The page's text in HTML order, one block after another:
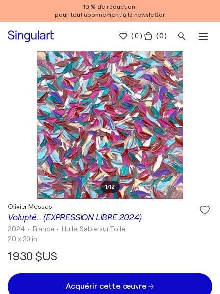
10 % de réduction
pour tout abonnement à la newsletter
(0 ) ( 0 )
1/12
Volupté… (EXPRESSION LIBRE 2024)
Olivier Messas
2024 • France • Huile, Sable sur Toile
20 x 20 in
1 930 $US
Acquérir cette œuvre